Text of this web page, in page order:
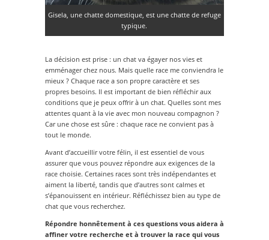
Gisela, une chatte domestique, est une chatte de refuge
typique.
La décision est prise : un chat va égayer nos vies et
emménager chez nous. Mais quelle race me conviendra le
mieux ? Chaque race a son propre caractère et ses
propres besoins. Il est important de bien réfléchir aux
conditions que je peux offrir à un chat. Quelles sont mes
attentes quant à la vie avec mon nouveau compagnon ?
Car une chose est sûre : chaque race ne convient pas à
tout le monde.
Avant d’accueillir votre félin, il est essentiel de vous
assurer que vous pouvez répondre aux exigences de la
race choisie. Certaines races sont très indépendantes et
aiment la liberté, tandis que d’autres sont calmes et
s’épanouissent en intérieur. Réfléchissez bien au type de
chat que vous recherchez.
Répondre honnêtement à ces questions vous aidera à
affiner votre recherche et à trouver la race qui vous